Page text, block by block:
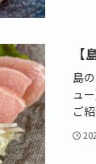
島
ュ
ご